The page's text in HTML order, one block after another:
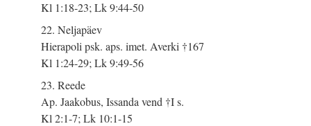
Kl 1:18-23; Lk 9:44-50
22. Neljapäev
Hierapoli psk. aps. imet. Averki †167
Kl 1:24-29; Lk 9:49-56
23. Reede
Ap. Jaakobus, Issanda vend †I s.
Kl 2:1-7; Lk 10:1-15